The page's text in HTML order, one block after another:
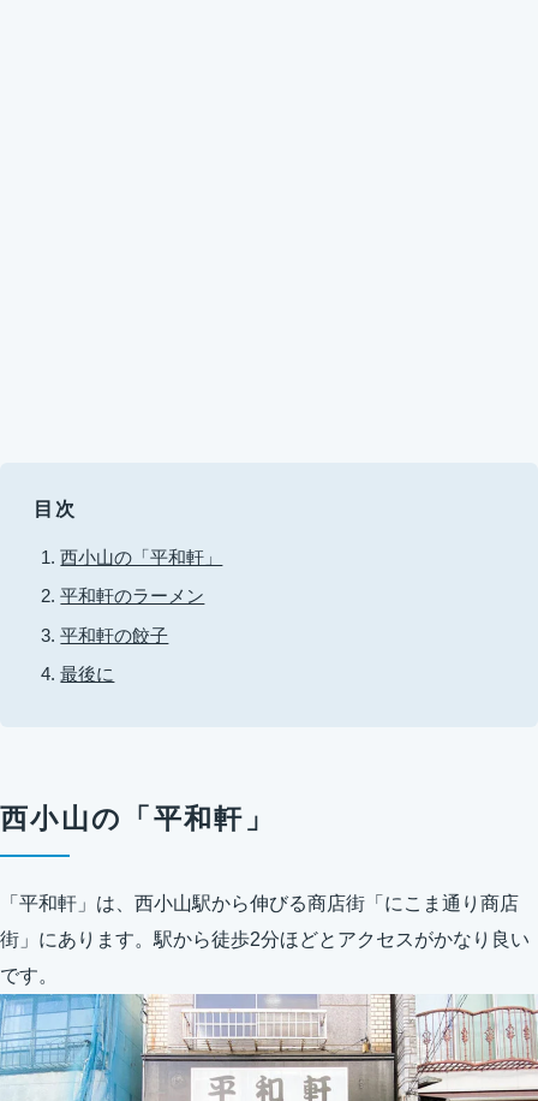
目次
西小山の「平和軒」
平和軒のラーメン
平和軒の餃子
最後に
西小山の「平和軒」
「平和軒」は、西小山駅から伸びる商店街「にこま通り商店
街」にあります。駅から徒歩2分ほどとアクセスがかなり良い
です。